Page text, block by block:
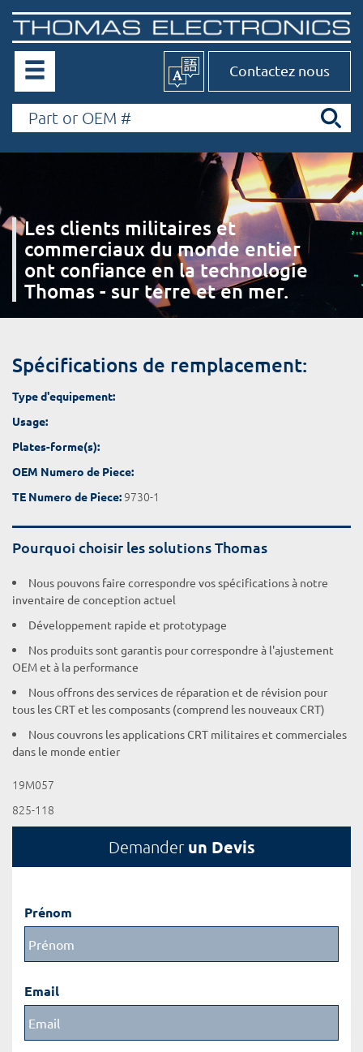
Contactez nous
Les clients militaires et
commerciaux du monde entier
ont confiance en la technologie
Thomas - sur terre et en mer.
Spécifications de remplacement:
Type d'equipement:
Usage:
Plates-forme(s):
OEM Numero de Piece:
TE Numero de Piece: 9730-1
Pourquoi choisir les solutions Thomas
Nous pouvons faire correspondre vos spécifications à notre
inventaire de conception actuel
Développement rapide et prototypage
Nos produits sont garantis pour correspondre à l'ajustement
OEM et à la performance
Nous offrons des services de réparation et de révision pour
tous les CRT et les composants (comprend les nouveaux CRT)
Nous couvrons les applications CRT militaires et commerciales
dans le monde entier
19M057
825-118
Demander un Devis
Prénom
Email